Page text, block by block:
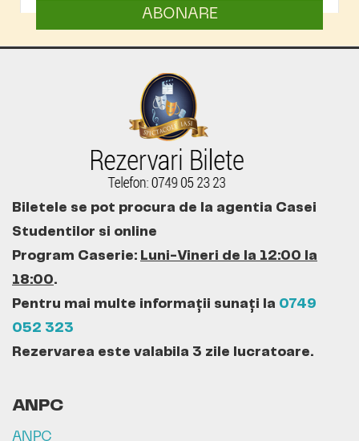
ABONARE
Biletele se pot procura de la agentia Casei
Studentilor si online
Program Caserie: Luni-Vineri de la 12:00 la
18:00.
Pentru mai multe informații sunați la 0749
052 323
Rezervarea este valabila 3 zile lucratoare.
ANPC
ANPC